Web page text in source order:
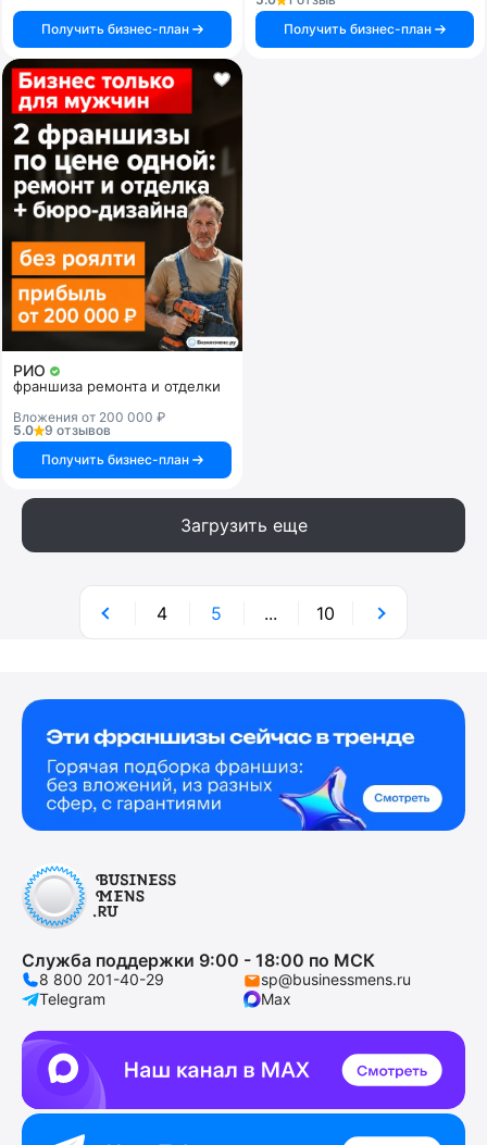
Получить бизнес-план
Получить бизнес-план
РИО
франшиза ремонта и отделки
Вложения от 200 000 ₽
5.0
9 отзывов
Получить бизнес-план
Загрузить еще
4 5 ... 10
Служба поддержки 9:00 - 18:00 по МСК
8 800 201-40-29
sp@businessmens.ru
Telegram
Max